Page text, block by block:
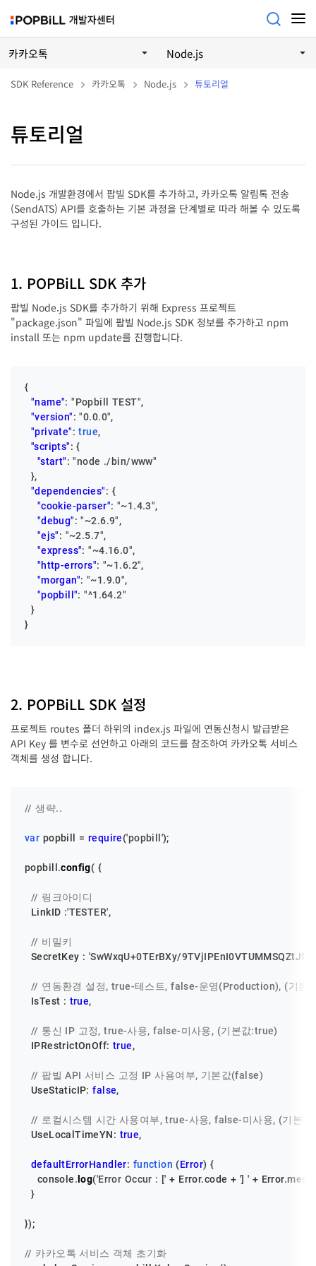
카카오톡 Node.js
SDK Reference 카카오톡 Node.js 튜토리얼
튜토리얼
Node.js 개발환경에서 팝빌 SDK를 추가하고, 카카오톡 알림톡 전송
(SendATS) API를 호출하는 기본 과정을 단계별로 따라 해볼 수 있도록
구성된 가이드 입니다.
1. POPBiLL SDK 추가
팝빌 Node.js SDK를 추가하기 위해 Express 프로젝트
"package.json" 파일에 팝빌 Node.js SDK 정보를 추가하고 npm
install 또는 npm update를 진행합니다.
{
"name": "Popbill TEST",
"version": "0.0.0",
"private": true,
"scripts": {
"start": "node ./bin/www"
},
"dependencies": {
"cookie-parser": "~1.4.3",
"debug": "~2.6.9",
"ejs": "~2.5.7",
"express": "~4.16.0",
"http-errors": "~1.6.2",
"morgan": "~1.9.0",
"popbill": "^1.64.2"
}
}
2. POPBiLL SDK 설정
프로젝트 routes 폴더 하위의 index.js 파일에 연동신청시 발급받은
API Key 를 변수로 선언하고 아래의 코드를 참조하여 카카오톡 서비스
객체를 생성 합니다.
// 생략..
var popbill = require('popbill');
popbill.config( {
// 링크아이디
LinkID :'TESTER',
// 비밀키
SecretKey : 'SwWxqU+0TErBXy/
// 연동환경 설정, true-테스트, false-운영(Production), (기본
IsTest : true,
// 통신 IP 고정, true-사용, false-미사용, (기본값:true)
IPRestrictOnOff: true,
// 팝빌 API 서비스 고정 IP 사용여부, 기본값(false)
UseStaticIP: false,
// 로컬시스템 시간 사용여부, true-사용, false-미사용, (기본
UseLocalTimeYN: true,
defaultErrorHandler: function (Error) {
console. log('Error Occur : [' + Error.code + '] ' + Error.
  }
});
// 카카오톡 서비스 객체 초기화